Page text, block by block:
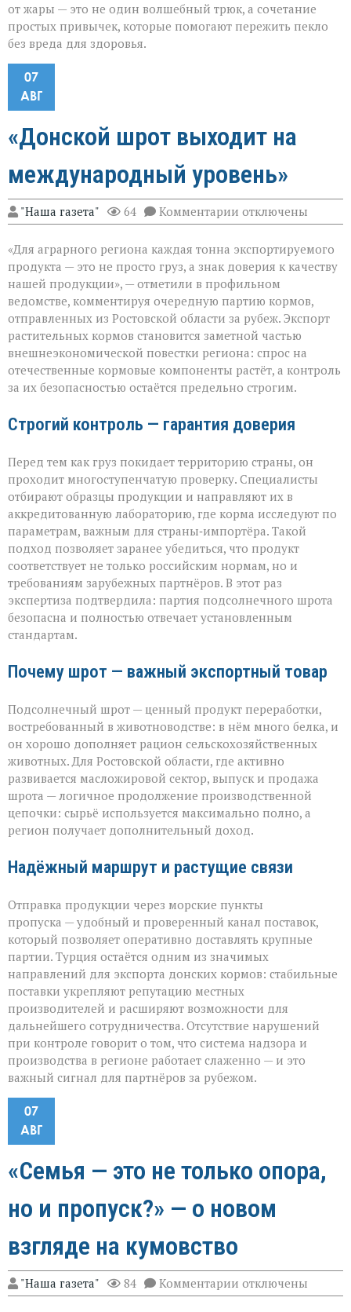
от жары — это не один волшебный трюк, а сочетание
простых привычек, которые помогают пережить пекло
без вреда для здоровья.
07
АВГ
«Донской шрот выходит на
международный уровень»
"Наша газета" 64 Комментарии к
записи
шрот
выходит
международный
уровень»
отключены
«Для аграрного региона каждая тонна экспортируемого
продукта — это не просто груз, а знак доверия к качеству
нашей продукции», — отметили в профильном
ведомстве, комментируя очередную партию кормов,
отправленных из Ростовской области за рубеж. Экспорт
растительных кормов становится заметной частью
внешнеэкономической повестки региона: спрос на
отечественные кормовые компоненты растёт, а контроль
за их безопасностью остаётся предельно строгим.
Строгий контроль — гарантия доверия
Перед тем как груз покидает территорию страны, он
проходит многоступенчатую проверку. Специалисты
отбирают образцы продукции и направляют их в
аккредитованную лабораторию, где корма исследуют по
параметрам, важным для страны‑импортёра. Такой
подход позволяет заранее убедиться, что продукт
соответствует не только российским нормам, но и
требованиям зарубежных партнёров. В этот раз
экспертиза подтвердила: партия подсолнечного шрота
безопасна и полностью отвечает установленным
стандартам.
Почему шрот — важный экспортный товар
Подсолнечный шрот — ценный продукт переработки,
востребованный в животноводстве: в нём много белка, и
он хорошо дополняет рацион сельскохозяйственных
животных. Для Ростовской области, где активно
развивается масложировой сектор, выпуск и продажа
шрота — логичное продолжение производственной
цепочки: сырьё используется максимально полно, а
регион получает дополнительный доход.
Надёжный маршрут и растущие связи
Отправка продукции через морские пункты
пропуска — удобный и проверенный канал поставок,
который позволяет оперативно доставлять крупные
партии. Турция остаётся одним из значимых
направлений для экспорта донских кормов: стабильные
поставки укрепляют репутацию местных
производителей и расширяют возможности для
дальнейшего сотрудничества. Отсутствие нарушений
при контроле говорит о том, что система надзора и
производства в регионе работает слаженно — и это
важный сигнал для партнёров за рубежом.
07
АВГ
«Семья — это не только опора,
но и пропуск?» — о новом
взгляде на кумовство
"Наша газета" 84 Комментарии к
записи
отключены